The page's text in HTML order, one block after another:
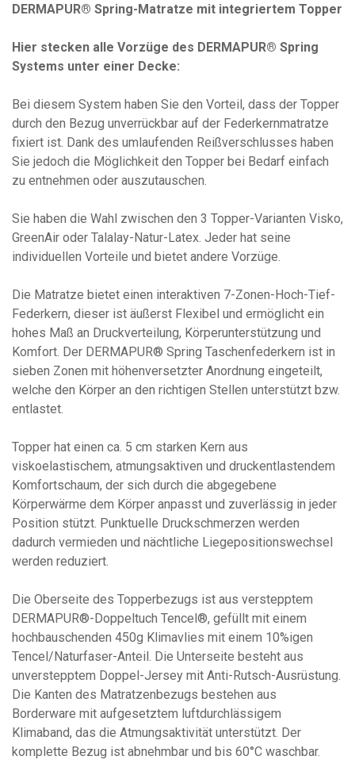
DERMAPUR® Spring-Matratze mit integriertem Topper
Hier stecken alle Vorzüge des DERMAPUR® Spring
Systems unter einer Decke:
Bei diesem System haben Sie den Vorteil, dass der Topper
durch den Bezug unverrückbar auf der Federkernmatratze
fixiert ist. Dank des umlaufenden Reißverschlusses haben
Sie jedoch die Möglichkeit den Topper bei Bedarf einfach
zu entnehmen oder auszutauschen.
Sie haben die Wahl zwischen den 3 Topper-Varianten Visko,
GreenAir oder Talalay-Natur-Latex. Jeder hat seine
individuellen Vorteile und bietet andere Vorzüge.
Die Matratze bietet einen interaktiven 7-Zonen-Hoch-Tief-
Federkern, dieser ist äußerst Flexibel und ermöglicht ein
hohes Maß an Druckverteilung, Körperunterstützung und
Komfort. Der DERMAPUR® Spring Taschenfederkern ist in
sieben Zonen mit höhenversetzter Anordnung eingeteilt,
welche den Körper an den richtigen Stellen unterstützt bzw.
entlastet.
Topper hat einen ca. 5 cm starken Kern aus
viskoelastischem, atmungsaktiven und druckentlastendem
Komfortschaum, der sich durch die abgegebene
Körperwärme dem Körper anpasst und zuverlässig in jeder
Position stützt. Punktuelle Druckschmerzen werden
dadurch vermieden und nächtliche Liegepositionswechsel
werden reduziert.
Die Oberseite des Topperbezugs ist aus verstepptem
DERMAPUR®-Doppeltuch Tencel®, gefüllt mit einem
hochbauschenden 450g Klimavlies mit einem 10%igen
Tencel/Naturfaser-Anteil. Die Unterseite besteht aus
unverstepptem Doppel-Jersey mit Anti-Rutsch-Ausrüstung.
Die Kanten des Matratzenbezugs bestehen aus
Borderware mit aufgesetztem luftdurchlässigem
Klimaband, das die Atmungsaktivität unterstützt. Der
komplette Bezug ist abnehmbar und bis 60°C waschbar.